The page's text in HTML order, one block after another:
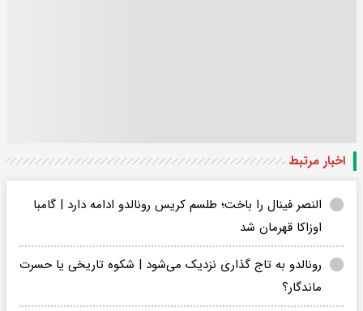
اخبار مرتبط
النصر فینال را باخت؛ طلسم کریس رونالدو ادامه دارد | گامبا
اوزاکا قهرمان شد
رونالدو به تاج گذاری نزدیک می‌شود | شکوه تاریخی یا حسرت
ماندگار؟